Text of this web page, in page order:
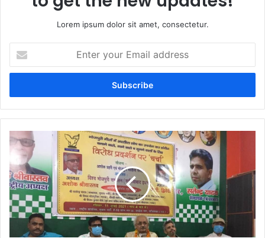
Lorem ipsum dolor sit amet, consectetur.
your
Email